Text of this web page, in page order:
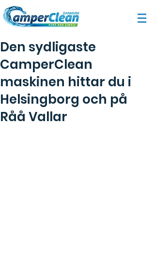
Den sydligaste
CamperClean
maskinen hittar du i
Helsingborg och på
Råå Vallar